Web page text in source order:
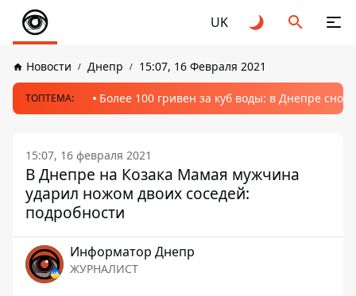
UK
Новости Днепр 15:07, 16 Февраля 2021
ТОПТЕМА: Более 100 гривен за куб воды: в Днепре
15:07, 16 февраля 2021
В Днепре на Козака Мамая мужчина
ударил ножом двоих соседей:
подробности
Информатор Днепр
ЖУРНАЛИСТ